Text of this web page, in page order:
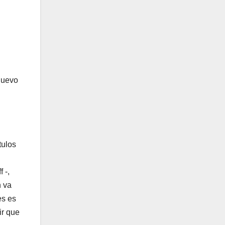
-,
va
es
que